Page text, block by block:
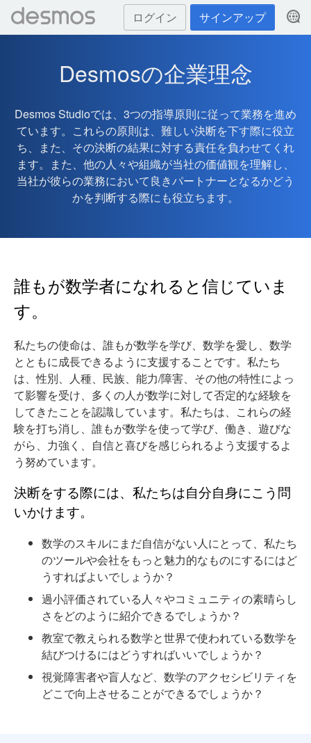
ログイン サインアップ
Desmosの企業理念
Desmos Studioでは、3つの指導原則に従って業務を進め
ています。これらの原則は、難しい決断を下す際に役立
ち、また、その決断の結果に対する責任を負わせてくれ
ます。また、他の人々や組織が当社の価値観を理解し、
当社が彼らの業務において良きパートナーとなるかどう
かを判断する際にも役立ちます。
誰もが数学者になれると信じていま
す。
私たちの使命は、誰もが数学を学び、数学を愛し、数学
とともに成長できるように支援することです。私たち
は、性別、人種、民族、能力/障害、その他の特性によっ
て影響を受け、多くの人が数学に対して否定的な経験を
してきたことを認識しています。私たちは、これらの経
験を打ち消し、誰もが数学を使って学び、働き、遊びな
がら、力強く、自信と喜びを感じられるよう支援するよ
う努めています。
決断をする際には、私たちは自分自身にこう問
いかけます。
数学のスキルにまだ自信がない人にとって、私たち
のツールや会社をもっと魅力的なものにするにはど
うすればよいでしょうか？
過小評価されている人々やコミュニティの素晴らし
さをどのように紹介できるでしょうか？
教室で教えられる数学と世界で使われている数学を
結びつけるにはどうすればいいでしょうか？
視覚障害者や盲人など、数学のアクセシビリティを
どこで向上させることができるでしょうか？